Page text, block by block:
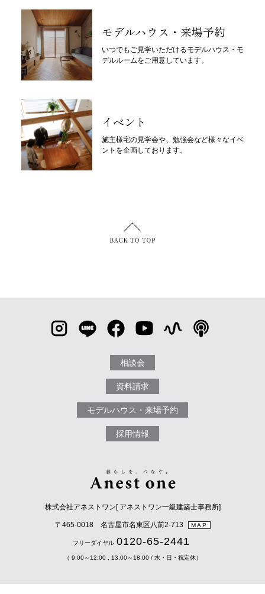
モデルハウス・来場予約
いつでもご見学いただけるモデルハウス・モ
デルルームをご用意しています。
イベント
施主様宅の見学会や、勉強会など様々なイベ
ントを企画しております。
相談会
資料請求
モデルハウス・来場予約
採用情報
株式会社アネストワン[ アネストワン一級建築士事務所]
〒465-0018 名古屋市名東区八前2-713 MAP
フリーダイヤル 0120-65-2441
（ 9:00～12:00 , 13:00～18:00 / 水・日・祝定休）